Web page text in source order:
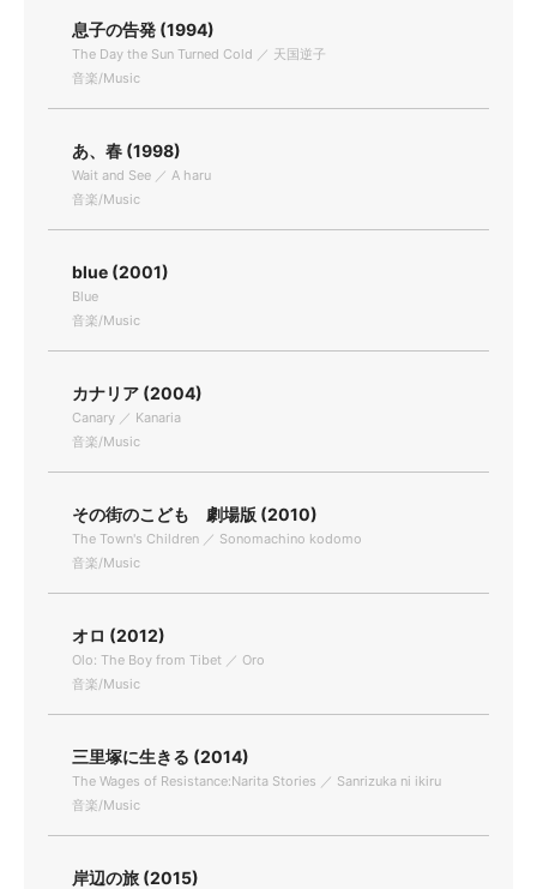
息子の告発 (1994)
The Day the Sun Turned Cold ／ 天国逆子
音楽/Music
あ、春 (1998)
Wait and See ／ A haru
音楽/Music
blue (2001)
Blue
音楽/Music
カナリア (2004)
Canary ／ Kanaria
音楽/Music
その街のこども 劇場版 (2010)
The Town's Children ／ Sonomachino kodomo
音楽/Music
オロ (2012)
Olo: The Boy from Tibet ／ Oro
音楽/Music
三里塚に生きる (2014)
The Wages of Resistance:Narita Stories ／ Sanrizuka ni ikiru
音楽/Music
岸辺の旅 (2015)